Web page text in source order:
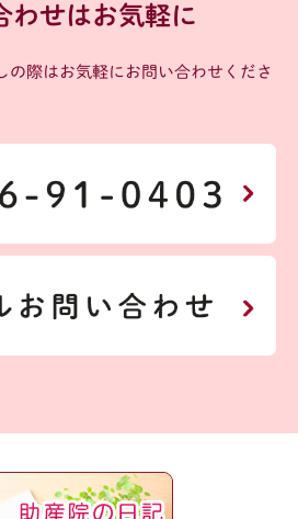
わせはお気軽に
の際はお気軽にお問い合わせくださ